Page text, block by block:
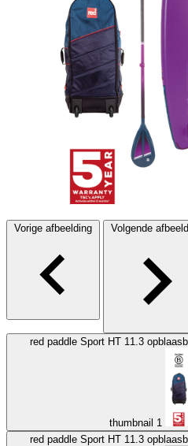
Vorige afbeelding Volgende
red paddle Sport HT 11.3
thumbnail 1
red paddle Sport HT 11.3